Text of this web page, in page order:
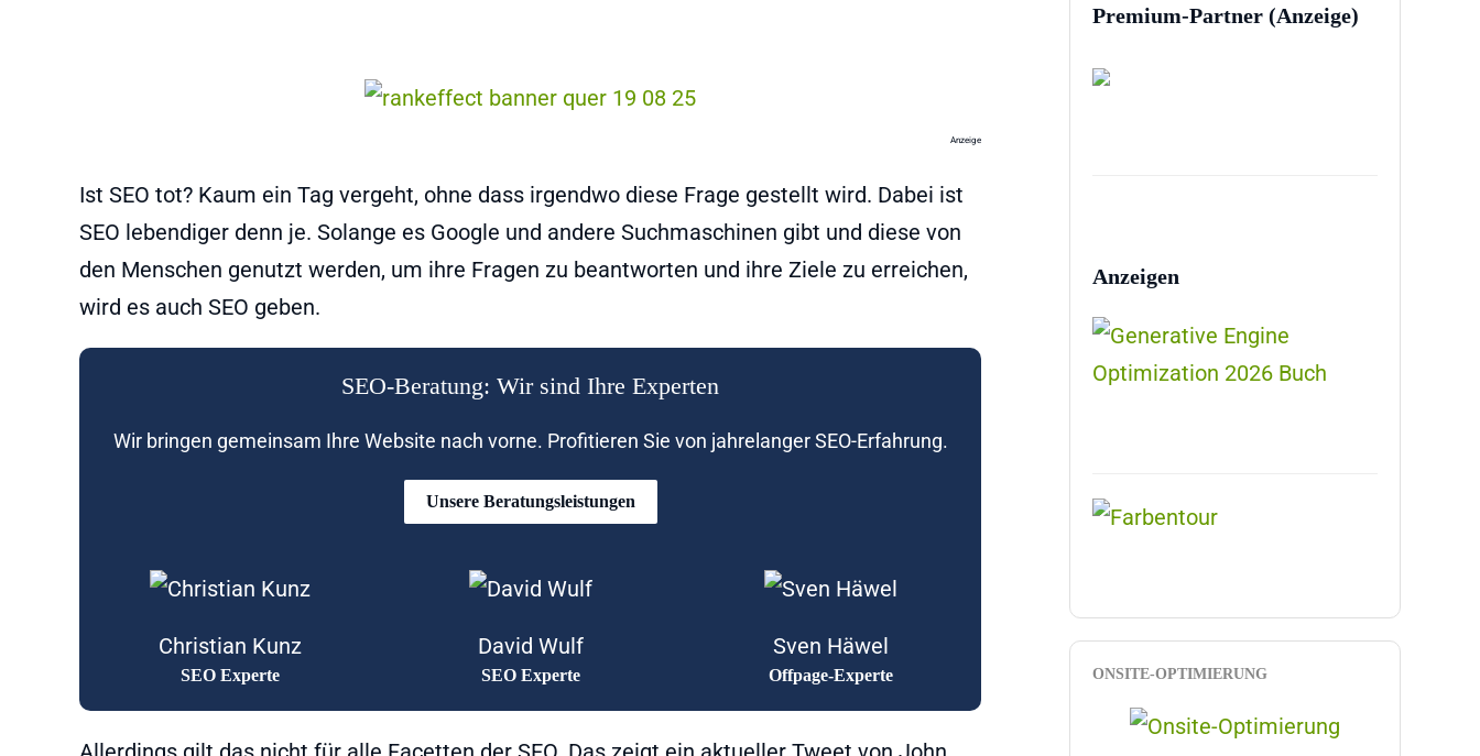
Anzeige
Ist SEO tot? Kaum ein Tag vergeht, ohne dass irgendwo diese Frage gestellt wird. Dabei ist
SEO lebendiger denn je. Solange es Google und andere Suchmaschinen gibt und diese von
den Menschen genutzt werden, um ihre Fragen zu beantworten und ihre Ziele zu erreichen,
wird es auch SEO geben.
SEO-Beratung: Wir sind Ihre Experten
Wir bringen gemeinsam Ihre Website nach vorne. Profitieren Sie von jahrelanger SEO-Erfahrung.
Unsere Beratungsleistungen
Christian Kunz
SEO Experte
David Wulf
SEO Experte
Sven Häwel
Offpage-Experte
Premium-Partner (Anzeige)
Anzeigen
ONSITE-OPTIMIERUNG